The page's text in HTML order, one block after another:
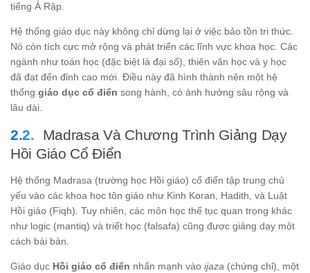
tiếng Ả Rập.
Hệ thống giáo dục này không chỉ dừng lại ở việc bảo tồn tri thức.
Nó còn tích cực mở rộng và phát triển các lĩnh vực khoa học. Các
ngành như toán học (đặc biệt là đại số), thiên văn học và y học
đã đạt đến đỉnh cao mới. Điều này đã hình thành nên một hệ
thống giáo dục cổ điển song hành, có ảnh hưởng sâu rộng và
lâu dài.
Madrasa Và Chương Trình Giảng Dạy
Hồi Giáo Cổ Điển
Hệ thống Madrasa (trường học Hồi giáo) cổ điển tập trung chủ
yếu vào các khoa học tôn giáo như Kinh Koran, Hadith, và Luật
Hồi giáo (Fiqh). Tuy nhiên, các môn học thế tục quan trọng khác
như logic (mantiq) và triết học (falsafa) cũng được giảng dạy một
cách bài bản.
Giáo dục Hồi giáo cổ điển nhấn mạnh vào ijaza (chứng chỉ), một